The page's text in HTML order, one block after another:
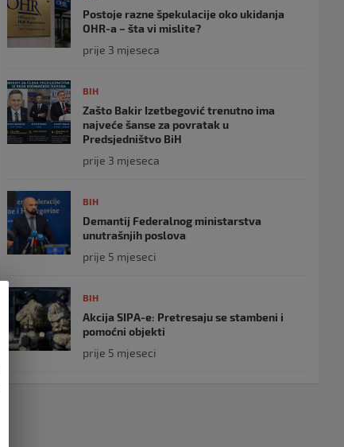
Postoje razne špekulacije oko ukidanja
OHR-a – šta vi mislite?
prije 3 mjeseca
BIH
Zašto Bakir Izetbegović trenutno ima
najveće šanse za povratak u
Predsjedništvo BiH
prije 3 mjeseca
BIH
Demantij Federalnog ministarstva
unutrašnjih poslova
prije 5 mjeseci
BIH
Akcija SIPA-e: Pretresaju se stambeni i
pomoćni objekti
prije 5 mjeseci